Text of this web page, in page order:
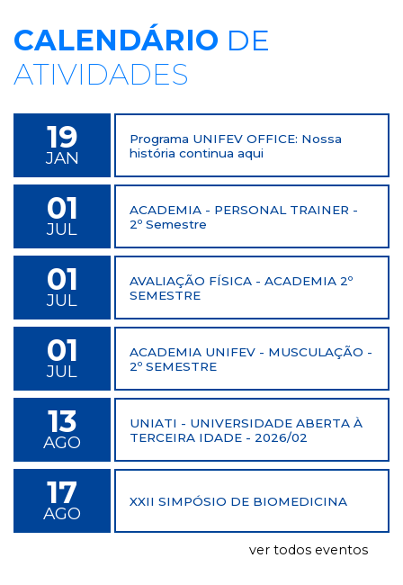
CALENDÁRIO DE
ATIVIDADES
19
JAN
Programa UNIFEV OFFICE: Nossa
história continua aqui
01
JUL
ACADEMIA - PERSONAL TRAINER -
2º Semestre
01
JUL
AVALIAÇÃO FÍSICA - ACADEMIA 2º
SEMESTRE
01
JUL
ACADEMIA UNIFEV - MUSCULAÇÃO -
2º SEMESTRE
13
AGO
UNIATI - UNIVERSIDADE ABERTA À
TERCEIRA IDADE - 2026/02
17
AGO
XXII SIMPÓSIO DE BIOMEDICINA
ver todos eventos